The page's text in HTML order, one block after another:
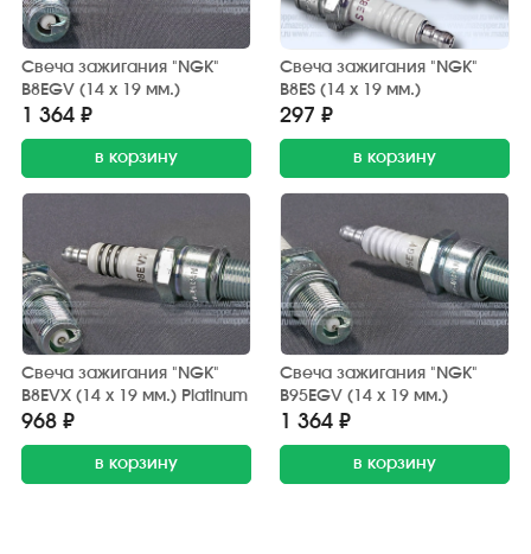
Свеча зажигания "NGK"
B8EGV (14 х 19 мм.)
1 364 ₽
в корзину
Свеча зажигания "NGK"
B8ES (14 х 19 мм.)
297 ₽
в корзину
Свеча зажигания "NGK"
B8EVX (14 х 19 мм.) Platinum
968 ₽
в корзину
Свеча зажигания "NGK"
B95EGV (14 х 19 мм.)
1 364 ₽
в корзину